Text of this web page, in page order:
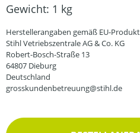
Gewicht: 1 kg
Herstellerangaben gemäß EU-
Stihl Vetriebszentrale AG & Co. KG
Robert-Bosch-Straße 13
64807 Dieburg
Deutschland
grosskundenbetreuung@stihl.de